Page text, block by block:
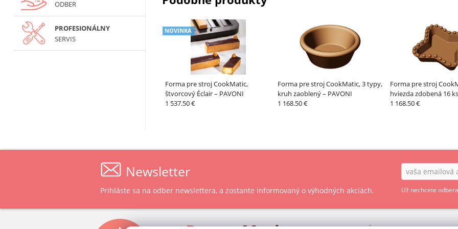
ODBER
PROFESIONÁLNY
SERVIS
Forma pre stroj CookMatic,
štvorcový Éclair – PAVONI
NOVINKA
1 537.50 €
Forma pre stroj CookMatic, 3 typy,
kruh zaoblený – PAVONI
1 168.50 €
Forma pre stroj
hviezda zdobená 16
1 168.50 €
Newsletter
Prihláste sa na odber newslettera, a zostante informovaný o výhodných akciách. Už nechcete